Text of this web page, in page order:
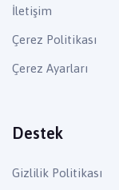
İletişim
Çerez Politikası
Çerez Ayarları
Destek
Gizlilik Politikası